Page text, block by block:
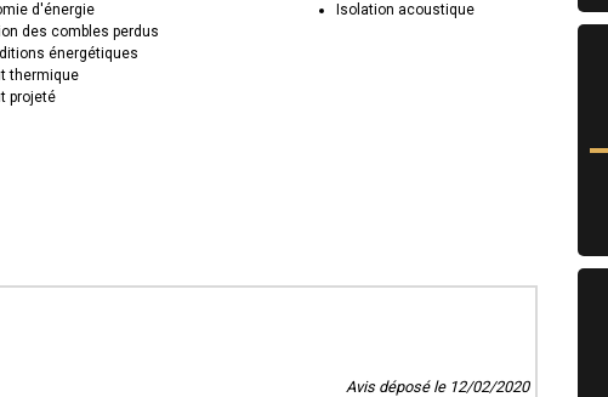
d'énergie
des combles perdus
énergétiques
thermique
projeté
Isolation acoustique
Avis déposé le 12/02/2020